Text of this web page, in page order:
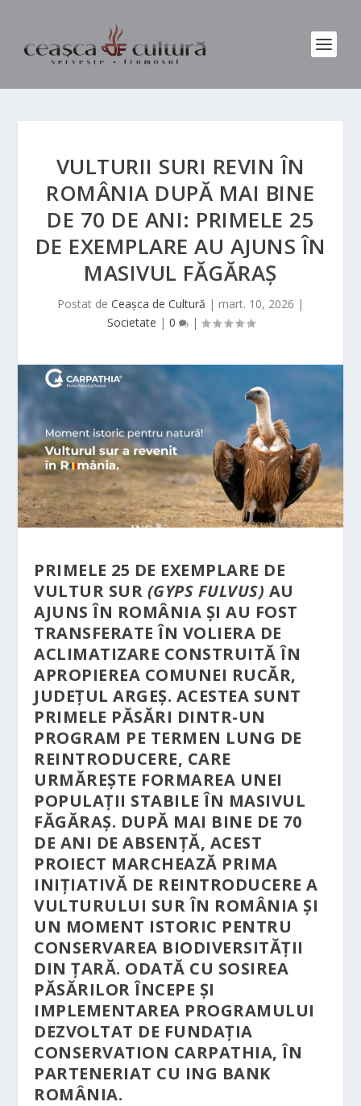
VULTURII SURI REVIN ÎN
ROMÂNIA DUPĂ MAI BINE
DE 70 DE ANI: PRIMELE 25
DE EXEMPLARE AU AJUNS ÎN
MASIVUL FĂGĂRAȘ
Postat de Ceașca de Cultură | mart. 10, 2026 |
Societate | 0 |
PRIMELE 25 DE EXEMPLARE DE
VULTUR SUR (GYPS FULVUS) AU
AJUNS ÎN ROMÂNIA ȘI AU FOST
TRANSFERATE ÎN VOLIERA DE
ACLIMATIZARE CONSTRUITĂ ÎN
APROPIEREA COMUNEI RUCĂR,
JUDEȚUL ARGEȘ. ACESTEA SUNT
PRIMELE PĂSĂRI DINTR-UN
PROGRAM PE TERMEN LUNG DE
REINTRODUCERE, CARE
URMĂREȘTE FORMAREA UNEI
POPULAȚII STABILE ÎN MASIVUL
FĂGĂRAȘ. DUPĂ MAI BINE DE 70
DE ANI DE ABSENȚĂ, ACEST
PROIECT MARCHEAZĂ PRIMA
INIȚIATIVĂ DE REINTRODUCERE A
VULTURULUI SUR ÎN ROMÂNIA ȘI
UN MOMENT ISTORIC PENTRU
CONSERVAREA BIODIVERSITĂȚII
DIN ȚARĂ. ODATĂ CU SOSIREA
PĂSĂRILOR ÎNCEPE ȘI
IMPLEMENTAREA PROGRAMULUI
DEZVOLTAT DE FUNDAȚIA
CONSERVATION CARPATHIA, ÎN
PARTENERIAT CU ING BANK
ROMÂNIA.